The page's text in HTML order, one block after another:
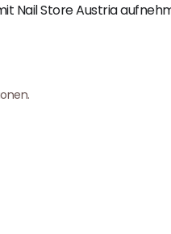
Nail Store Austria